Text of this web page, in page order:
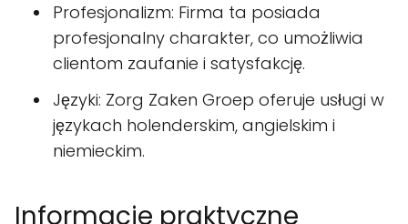
Profesjonalizm: Firma ta posiada
profesjonalny charakter, co umożliwia
clientom zaufanie i satysfakcję.
Języki: Zorg Zaken Groep oferuje usługi w
językach holenderskim, angielskim i
niemieckim.
Informacje praktyczne